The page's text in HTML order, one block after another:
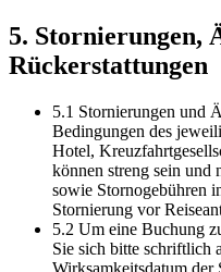
5. Stornierungen,
Rückerstattungen
5.1 Stornierungen und
Bedingungen des
Hotel,
können streng sein und
sowie Stornogebühren
Stornierung vor
5.2 Um eine Buchung
Sie sich bitte schriftlich
Wirksamkeitsdatum der